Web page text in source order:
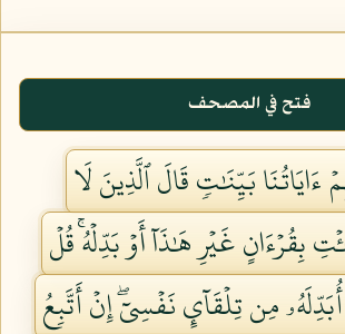
فتح في المصحف
ءَايَاتُنَا بَيِّنَٰتٖ قَالَ ٱلَّذِينَ لَا
بِقُرۡءَانٍ غَيۡرِ هَٰذَآ أَوۡ بَدِّلۡهُۚ قُلۡ
مِن تِلۡقَآيِٕ نَفۡسِيٓۖ إِنۡ أَتَّبِعُ